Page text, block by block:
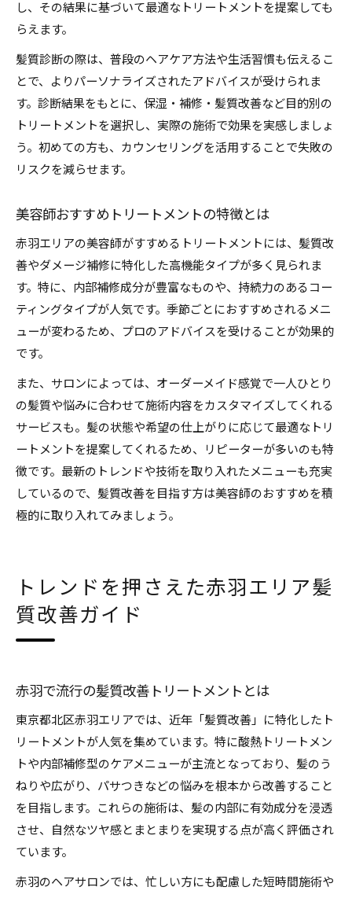
し、その結果に基づいて最適なトリートメントを提案しても
らえます。
髪質診断の際は、普段のヘアケア方法や生活習慣も伝えるこ
とで、よりパーソナライズされたアドバイスが受けられま
す。診断結果をもとに、保湿・補修・髪質改善など目的別の
トリートメントを選択し、実際の施術で効果を実感しましょ
う。初めての方も、カウンセリングを活用することで失敗の
リスクを減らせます。
美容師おすすめトリートメントの特徴とは
赤羽エリアの美容師がすすめるトリートメントには、髪質改
善やダメージ補修に特化した高機能タイプが多く見られま
す。特に、内部補修成分が豊富なものや、持続力のあるコー
ティングタイプが人気です。季節ごとにおすすめされるメニ
ューが変わるため、プロのアドバイスを受けることが効果的
です。
また、サロンによっては、オーダーメイド感覚で一人ひとり
の髪質や悩みに合わせて施術内容をカスタマイズしてくれる
サービスも。髪の状態や希望の仕上がりに応じて最適なトリ
ートメントを提案してくれるため、リピーターが多いのも特
徴です。最新のトレンドや技術を取り入れたメニューも充実
しているので、髪質改善を目指す方は美容師のおすすめを積
極的に取り入れてみましょう。
トレンドを押さえた赤羽エリア髪
質改善ガイド
赤羽で流行の髪質改善トリートメントとは
東京都北区赤羽エリアでは、近年「髪質改善」に特化したト
リートメントが人気を集めています。特に酸熱トリートメン
トや内部補修型のケアメニューが主流となっており、髪のう
ねりや広がり、パサつきなどの悩みを根本から改善すること
を目指します。これらの施術は、髪の内部に有効成分を浸透
させ、自然なツヤ感とまとまりを実現する点が高く評価され
ています。
赤羽のヘアサロンでは、忙しい方にも配慮した短時間施術や